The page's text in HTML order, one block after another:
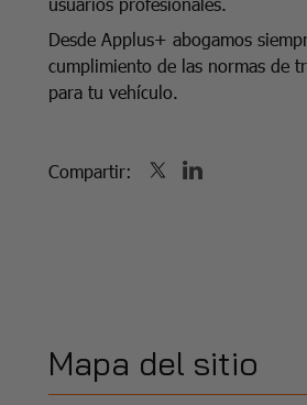
Desde Applus+ abogamos
cumplimiento de las normas de
para tu vehículo.
Compartir:
Mapa del sitio